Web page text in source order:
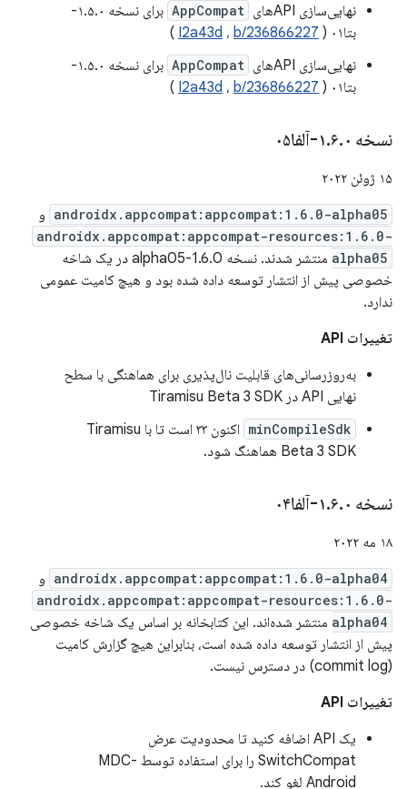
نهایی‌سازی APIهای
AppCompat
برای نسخه ۱.۵.۰-
بتا۰۱ (
I2a43d ، b/236866227
)
نهایی‌سازی APIهای
AppCompat
برای نسخه ۱.۵.۰-
بتا۰۱ (
I2a43d ، b/236866227
)
نسخه ۱ .۶.۰-آلفا۰۵
۱۵ ژوئن ۲۰۲۲
androidx.appcompat:appcompat:1.6.0-alpha05 و
androidx.appcompat:appcompat-resources:1.6.0-
alpha05
منتشر شدند. نسخه 1.6.0-alpha05 در یک شاخه
خصوصی پیش از انتشار توسعه داده شده بود و هیچ کامیت عمومی
ندارد.
تغییرات API
به‌روزرسانی‌های قابلیت نال‌پذیری برای هماهنگی با سطح
نهایی API در Tiramisu Beta 3 SDK
minCompileSdk
اکنون ۳۳ است تا با Tiramisu
Beta 3 SDK هماهنگ شود.
نسخه ۱ .۶.۰-آلفا۰۴
۱۸ مه ۲۰۲۲
androidx.appcompat:appcompat:1.6.0-alpha04 و
androidx.appcompat:appcompat-resources:1.6.0-
alpha04 منتشر شده‌اند. این کتابخانه بر اساس یک شاخه خصوصی
پیش از انتشار توسعه داده شده است، بنابراین هیچ گزارش کامیت
(commit log) در دسترس نیست.
تغییرات API
یک API اضافه کنید تا محدودیت عرض
SwitchCompat را برای استفاده توسط MDC-
Android لغو کند.